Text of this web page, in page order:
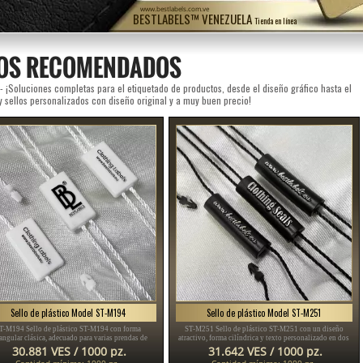
BESTLABELS™ VENEZUELA Tienda en línea
www.bestlabels.com.ve
RECOMENDADOS
¡Soluciones completas para el etiquetado de productos, desde el diseño gráfico hasta el
sellos personalizados con diseño original y a muy buen precio!
Sello de plástico Model ST-M194
M194 Sello de plástico ST-M194 con forma
clásica, adecuado para varias prendas de
ropa de mujer, ropa de hombre, zapatos, bolsos,
joyas, diversos accesorios.
30.881 VES / 1000 pz.
Sello de plástico Model ST-M251
ST-M251 Sello de plástico ST-M251 con un diseño
atractivo, forma cilíndrica y texto personalizado en dos
lados, adecuado para varias prendas de vestir, como
jeans, pantalones, trajes para damas y caballeros y
31.642 VES / 1000 pz.